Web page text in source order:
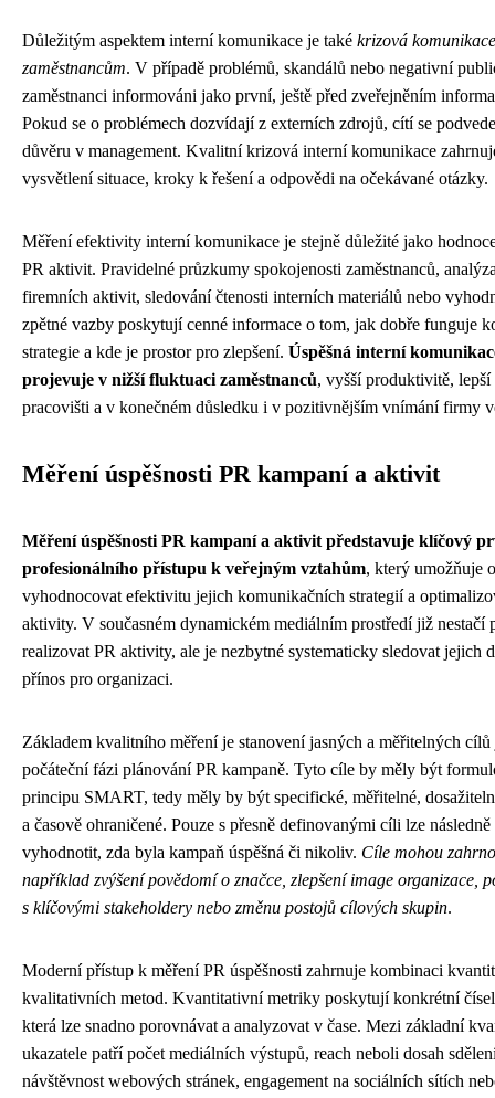
Důležitým aspektem interní komunikace je také krizová
zaměstnancům. V případě problémů, skandálů nebo negativní
zaměstnanci informováni jako první, ještě před zveřejněním
Pokud se o problémech dozvídají z externích zdrojů, cítí se
důvěru v management. Kvalitní krizová interní komunikace
vysvětlení situace, kroky k řešení a odpovědi na očekávané otázky.
Měření efektivity interní komunikace je stejně důležité jako
PR aktivit. Pravidelné průzkumy spokojenosti zaměstnanců,
firemních aktivit, sledování čtenosti interních materiálů nebo
zpětné vazby poskytují cenné informace o tom, jak dobře funguje
strategie a kde je prostor pro zlepšení. Úspěšná interní
projevuje v nižší fluktuaci zaměstnanců, vyšší produktivitě, lepší
pracovišti a v konečném důsledku i v pozitivnějším vnímání firmy
Měření úspěšnosti PR kampaní a aktivit
Měření úspěšnosti PR kampaní a aktivit představuje klíčový
profesionálního přístupu k veřejným vztahům, který umožňuje
vyhodnocovat efektivitu jejich komunikačních strategií a
aktivity. V současném dynamickém mediálním prostředí již nestačí
realizovat PR aktivity, ale je nezbytné systematicky sledovat jejich
přínos pro organizaci.
Základem kvalitního měření je stanovení jasných a měřitelných
počáteční fázi plánování PR kampaně. Tyto cíle by měly být
principu SMART, tedy měly by být specifické, měřitelné,
a časově ohraničené. Pouze s přesně definovanými cíli lze
vyhodnotit, zda byla kampaň úspěšná či nikoliv. Cíle mohou
například zvýšení povědomí o značce, zlepšení image organizace,
s klíčovými stakeholdery nebo změnu postojů cílových skupin.
Moderní přístup k měření PR úspěšnosti zahrnuje kombinaci
kvalitativních metod. Kvantitativní metriky poskytují konkrétní
která lze snadno porovnávat a analyzovat v čase. Mezi základní
ukazatele patří počet mediálních výstupů, reach neboli dosah
návštěvnost webových stránek, engagement na sociálních sítích